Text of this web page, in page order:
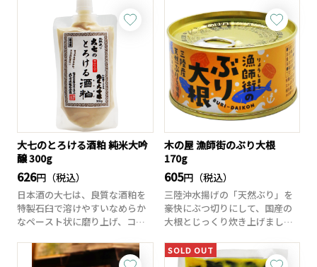
大七のとろける酒粕 純米大吟
醸 300g
626円（税込）
日本酒の大七は、良質な酒粕を
特製石臼で溶けやすいなめらか
なペースト状に磨り上げ、コン
木の屋 漁師街のぶり大根
170g
605円（税込）
三陸沖水揚げの「天然ぶり」を
豪快にぶつ切りにして、国産の
大根とじっくり炊き上げまし
SOLD OUT